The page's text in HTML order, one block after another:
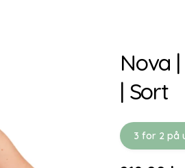
Nova
| Sort
3 for 2 på